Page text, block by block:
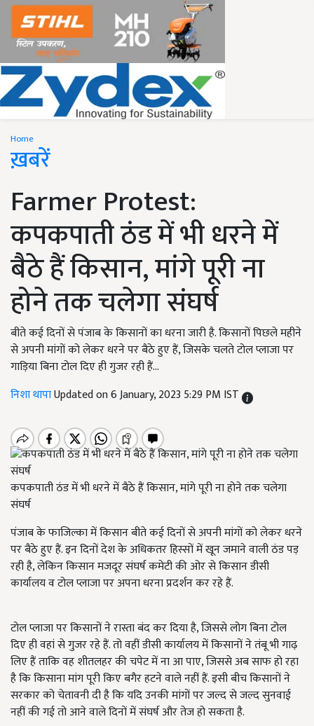
Home
ख़बरें
Farmer Protest:
कपकपाती ठंड में भी धरने में
बैठे हैं किसान, मांगे पूरी ना
होने तक चलेगा संघर्ष
बीते कई दिनों से पंजाब के किसानों का धरना जारी है. किसानों पिछले महीने
से अपनी मांगों को लेकर धरने पर बैठे हुए हैं, जिसके चलते टोल प्लाजा पर
गाड़िया बिना टोल दिए ही गुजर रही हैं...
निशा थापाUpdated on 6 January, 2023 5:29 PM IST
कपकपाती ठंड में भी धरने में बैठे हैं किसान, मांगे पूरी ना होने तक चलेगा
संघर्ष
पंजाब के फाजिल्का में किसान बीते कई दिनों से अपनी मांगों को लेकर धरने
पर बैठे हुए हैं. इन दिनों देश के अधिकतर हिस्सों में खून जमाने वाली ठंड पड़
रही है, लेकिन किसान मजदूर संघर्ष कमेटी की ओर से किसान डीसी
कार्यालय व टोल प्लाजा पर अपना धरना प्रदर्शन कर रहे हैं.
टोल प्लाजा पर किसानों ने रास्ता बंद कर दिया है, जिससे लोग बिना टोल
दिए ही वहां से गुजर रहे हैं. तो वहीं डीसी कार्यालय में किसानों ने तंबू भी गाढ़
लिए हैं ताकि वह शीतलहर की चपेट में ना आ पाए, जिससे अब साफ हो रहा
है कि किसाना मांग पूरी किए बगैर हटने वाले नहीं हैं. इसी बीच किसानों ने
सरकार को चेतावनी दी है कि यदि उनकी मांगों पर जल्द से जल्द सुनवाई
नहीं की गई तो आने वाले दिनों में संघर्ष और तेज हो सकता है.